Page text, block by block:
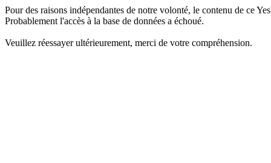
Pour des raisons indépendantes de notre volonté, le contenu de ce
Probablement l'accès à la base de données a échoué.
Veuillez réessayer ultérieurement, merci de votre compréhension.